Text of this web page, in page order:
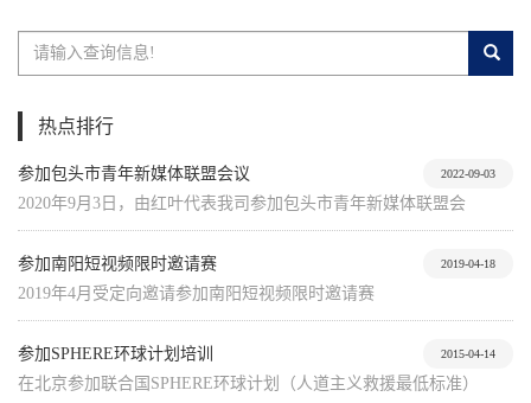
热点排行
2022-09-03
参加包头市青年新媒体联盟会议
2020年9月3日，由红叶代表我司参加包头市青年新媒体联盟会
2019-04-18
参加南阳短视频限时邀请赛
2019年4月受定向邀请参加南阳短视频限时邀请赛
2015-04-14
参加SPHERE环球计划培训
在北京参加联合国SPHERE环球计划（人道主义救援最低标准）